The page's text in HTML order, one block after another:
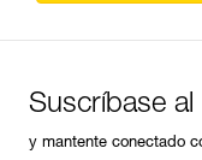
Suscríbase al
y mantente conectado